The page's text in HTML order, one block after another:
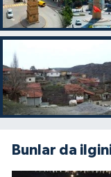
Bunlar da